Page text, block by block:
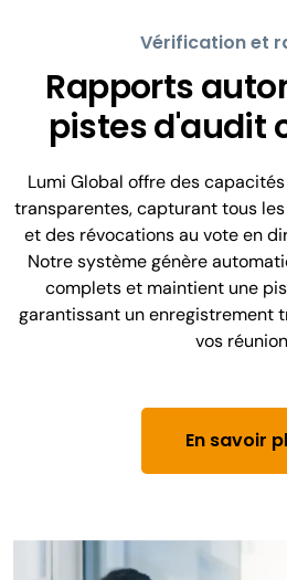
Vérification et
Rapports
pistes d'audit
Lumi Global offre des
transparentes, capturant tous
et des révocations au vote en
Notre système génère
complets et maintient une
garantissant un enregistrement
vos
En savoir